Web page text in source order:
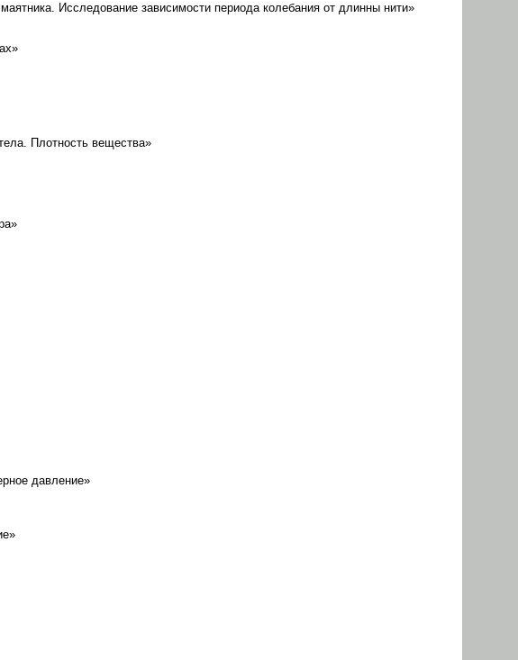
Исследование зависимости периода колебания от длинны нити»
Плотность вещества»
давление»